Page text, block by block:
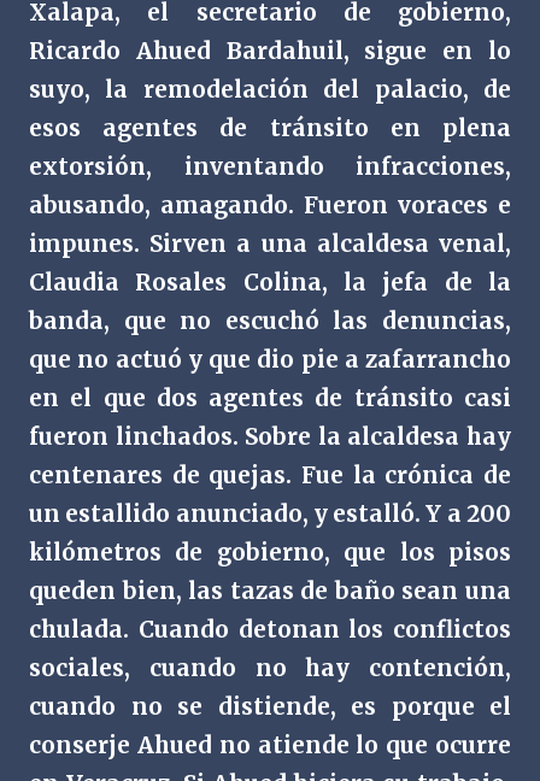
Xalapa, el secretario de gobierno,
Ricardo Ahued Bardahuil, sigue en lo
suyo, la remodelación del palacio, de
esos agentes de tránsito en plena
extorsión, inventando infracciones,
abusando, amagando. Fueron voraces e
impunes. Sirven a una alcaldesa venal,
Claudia Rosales Colina, la jefa de la
banda, que no escuchó las denuncias,
que no actuó y que dio pie a zafarrancho
en el que dos agentes de tránsito casi
fueron linchados. Sobre la alcaldesa hay
centenares de quejas. Fue la crónica de
un estallido anunciado, y estalló. Y a 200
kilómetros de gobierno, que los pisos
queden bien, las tazas de baño sean una
chulada. Cuando detonan los conflictos
sociales, cuando no hay contención,
cuando no se distiende, es porque el
conserje Ahued no atiende lo que ocurre